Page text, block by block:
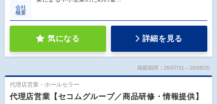
会社
概要
気になる 詳細を見る
掲載期間：26/07/31～26/08/20
代理店営業・ホールセラー
代理店営業【セコムグループ／商品研修・情報提供】